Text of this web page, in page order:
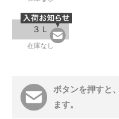
３Ｌ
在庫なし
ボタンを押すと
ます。